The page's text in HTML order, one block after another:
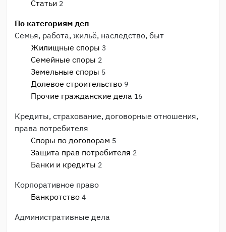
Статьи 2
По категориям дел
Семья, работа, жильё, наследство, быт
Жилищные споры 3
Семейные споры 2
Земельные споры 5
Долевое строительство 9
Прочие гражданские дела 16
Кредиты, страхование, договорные отношения,
права потребителя
Споры по договорам 5
Защита прав потребителя 2
Банки и кредиты 2
Корпоративное право
Банкротство 4
Административные дела